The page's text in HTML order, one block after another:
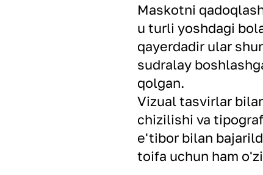
Maskotni
u turli yoshdagi
qayerdadir ular
sudralay
qolgan.
Vizual tasvirlar
chizilishi va
e'tibor bilan
toifa uchun ham